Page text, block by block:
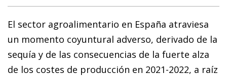
El sector agroalimentario en España atraviesa
un momento coyuntural adverso, derivado de la
sequía y de las consecuencias de la fuerte alza
de los costes de producción en 2021-2022, a raíz